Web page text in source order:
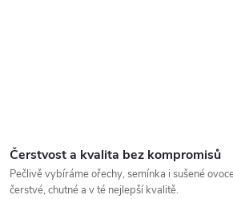
Čerstvost a kvalita bez kompromisů
Pečlivě vybíráme ořechy, semínka i sušené
čerstvé, chutné a v té nejlepší kvalitě.